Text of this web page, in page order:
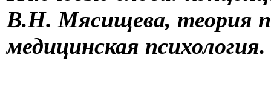
В.Н. Мясищева, теория
медицинская психология.